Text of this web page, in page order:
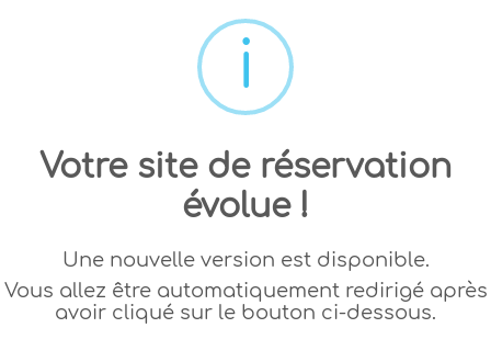
Votre site de réservation
évolue !
Une nouvelle version est disponible.
Vous allez être automatiquement redirigé après
avoir cliqué sur le bouton ci-dessous.